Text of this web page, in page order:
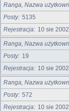
Ranga, Nazwa
Posty 5135
Rejestracja
10 sie
Ranga, Nazwa
Posty
19
Rejestracja
10 sie
Ranga, Nazwa
Posty 572
Rejestracja
10 sie